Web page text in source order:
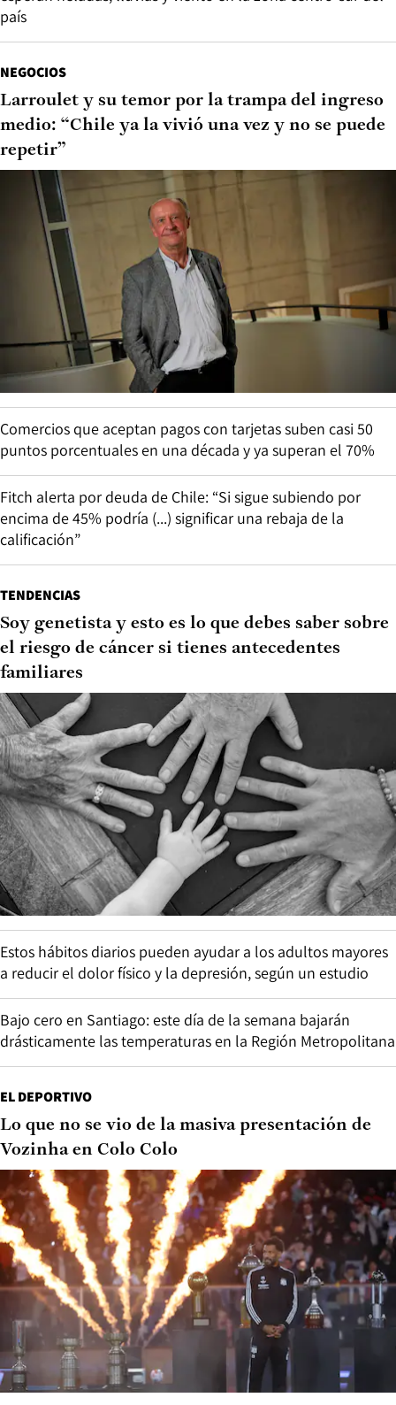
país
NEGOCIOS
Larroulet y su temor por la trampa del ingreso
medio: “Chile ya la vivió una vez y no se puede
repetir”
Comercios que aceptan pagos con tarjetas suben casi 50
puntos porcentuales en una década y ya superan el 70%
Fitch alerta por deuda de Chile: “Si sigue subiendo por
encima de 45% podría (...) significar una rebaja de la
calificación”
TENDENCIAS
Soy genetista y esto es lo que debes saber sobre
el riesgo de cáncer si tienes antecedentes
familiares
Estos hábitos diarios pueden ayudar a los adultos mayores
a reducir el dolor físico y la depresión, según un estudio
Bajo cero en Santiago: este día de la semana bajarán
drásticamente las temperaturas en la Región Metropolitana
EL DEPORTIVO
Lo que no se vio de la masiva presentación de
Vozinha en Colo Colo